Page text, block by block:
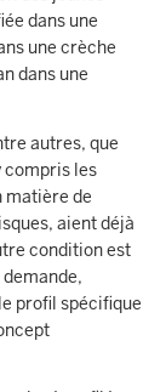
dans une
une crèche
dans une
autres, que
compris les
matière de
aient déjà
condition est
profil spécifique